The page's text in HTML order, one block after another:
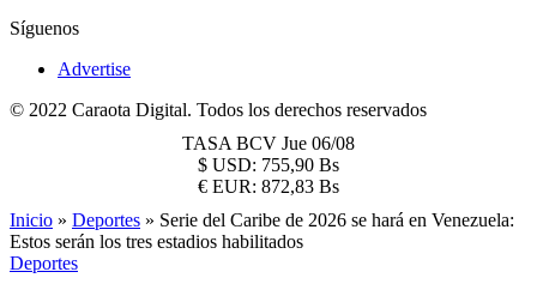
Síguenos
Advertise
© 2022 Caraota Digital. Todos los derechos reservados
TASA BCV Jue 06/08
$ USD: 755,90 Bs
€ EUR: 872,83 Bs
Inicio » Deportes » Serie del Caribe de 2026 se hará en Venezuela:
Estos serán los tres estadios habilitados
Deportes